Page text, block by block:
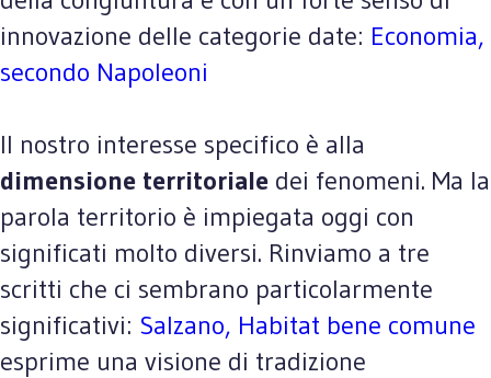
innovazione delle categorie date: Economia,
secondo Napoleoni
Il nostro interesse specifico è alla
dimensione territoriale dei fenomeni. Ma la
parola territorio è impiegata oggi con
significati molto diversi. Rinviamo a tre
scritti che ci sembrano particolarmente
significativi: Salzano, Habitat bene comune
esprime una visione di tradizione